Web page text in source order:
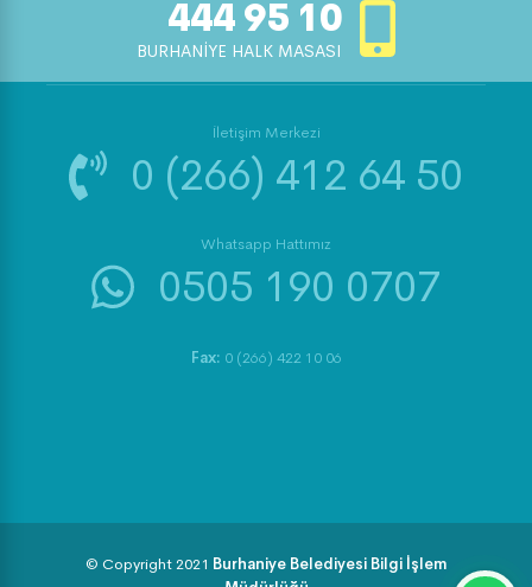
444 95 10
BURHANİYE HALK MASASI
İletişim Merkezi
0 (266) 412 64 50
Whatsapp Hattımız
0505 190 0707
Fax: 0 (266) 422 10 06
© Copyright 2021 Burhaniye Belediyesi Bilgi İşlem